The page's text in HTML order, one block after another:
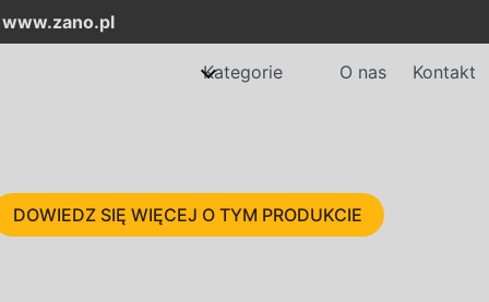
www.zano.pl
Kategorie O nas Kontakt
DOWIEDZ SIĘ WIĘCEJ O TYM PRODUKCIE